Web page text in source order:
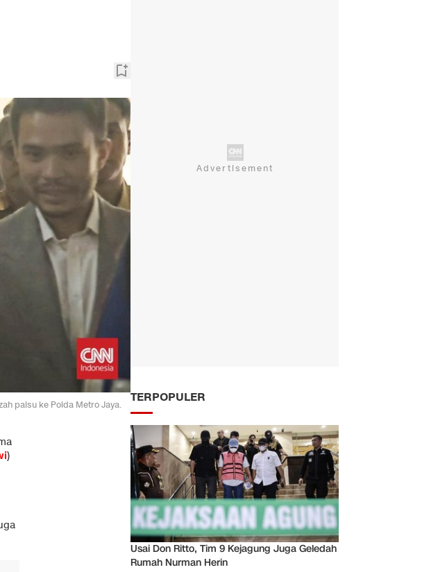
palsu ke Polda Metro Jaya.
)
TERPOPULER
Usai Don Ritto, Tim 9 Kejagung Juga Geledah
Rumah Nurman Herin